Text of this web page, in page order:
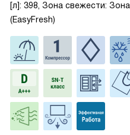
[л]: 398, Зона свежести:
(EasyFresh)